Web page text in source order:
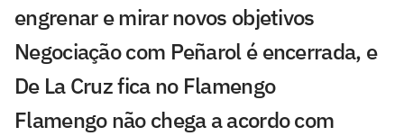
engrenar e mirar novos objetivos
Negociação com Peñarol é encerrada, e
De La Cruz fica no Flamengo
Flamengo não chega a acordo com